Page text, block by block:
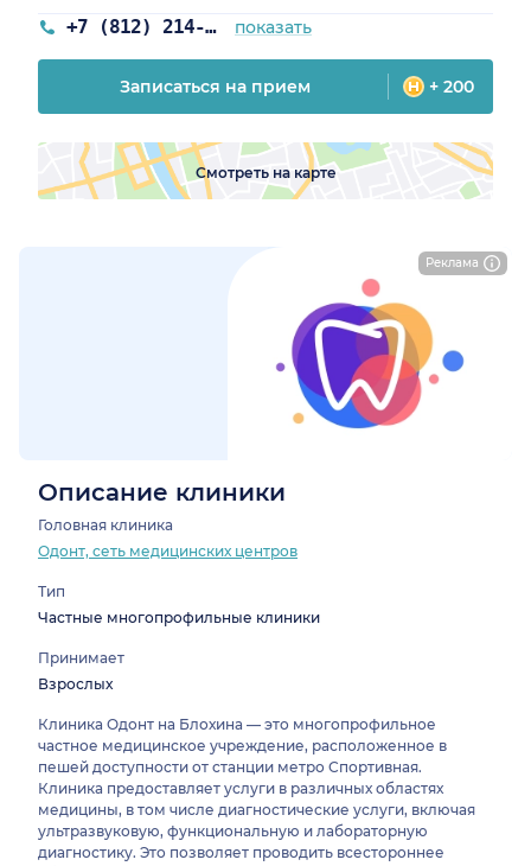
Реклама
+7 (812) 214-70-82 показать
Записаться на прием + 200
Смотреть на карте
Описание клиники
Головная клиника
Одонт, сеть медицинских центров
Тип
Частные многопрофильные клиники
Принимает
Взрослых
Клиника Одонт на Блохина — это многопрофильное
частное медицинское учреждение, расположенное в
пешей доступности от станции метро Спортивная.
Клиника предоставляет услуги в различных областях
медицины, в том числе диагностические услуги, включая
ультразвуковую, функциональную и лабораторную
диагностику. Это позволяет проводить всестороннее